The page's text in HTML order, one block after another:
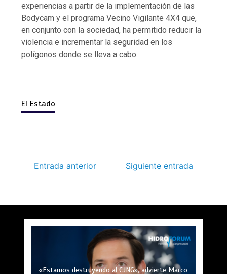
experiencias a partir de la implementación de las
Bodycam y el programa Vecino Vigilante 4X4 que,
en conjunto con la sociedad, ha permitido reducir la
violencia e incrementar la seguridad en los
polígonos donde se lleva a cabo.
El Estado
Entrada anterior Siguiente entrada
Ken Salazar dice no tener evidencia de vínculos
«Estamos destruyendo al CJNG», advierte Marco
«Estamos en contra de la discriminación», dice